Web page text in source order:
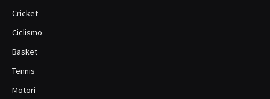
Cricket
Ciclismo
Basket
Tennis
Motori